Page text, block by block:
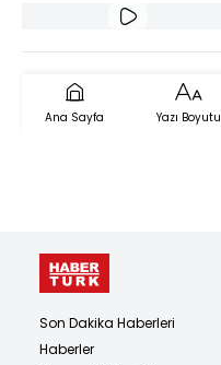
Ana Sayfa Yazı Boyutu
Son Dakika Haberleri
Haberler